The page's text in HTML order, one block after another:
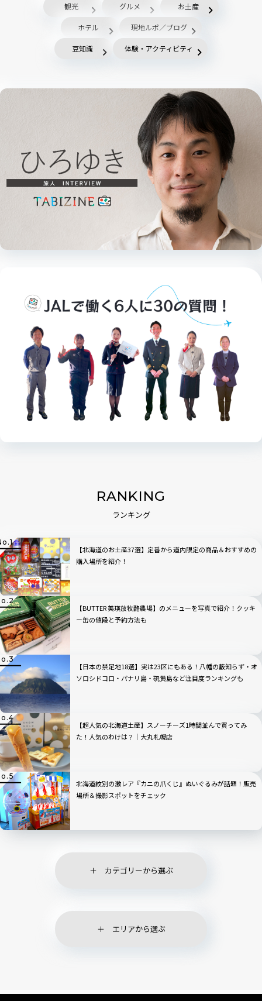
観光 グルメ お土産
ホテル 現地ルポ／ブログ
豆知識 体験・アクティビティ
RANKING
ランキング
【北海道のお土産37選】定番から道内限定の商品＆おすすめの
購入場所を紹介！
【BUTTER 美瑛放牧酪農場】のメニューを写真で紹介！クッキ
ー缶の値段と予約方法も
【日本の禁足地18選】実は23区にもある！八幡の藪知らず・オ
ソロシドコロ・パナリ島・硫黄島など注目度ランキングも
【超人気の北海道土産】スノーチーズ1時間並んで買ってみ
た！人気のわけは？｜大丸札幌店
北海道紋別の激レア『カニの爪くじ』ぬいぐるみが話題！販売
場所＆撮影スポットをチェック
カテゴリーから選ぶ
エリアから選ぶ